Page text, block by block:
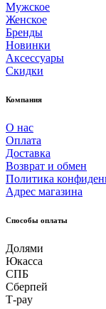
Мужское
Женское
Бренды
Новинки
Аксессуары
Скидки
Компания
О нас
Оплата
Доставка
Возврат и обмен
Политика
Адрес магазина
Способы оплаты
Долями
Юкасса
СПБ
Сберпей
Т-pay